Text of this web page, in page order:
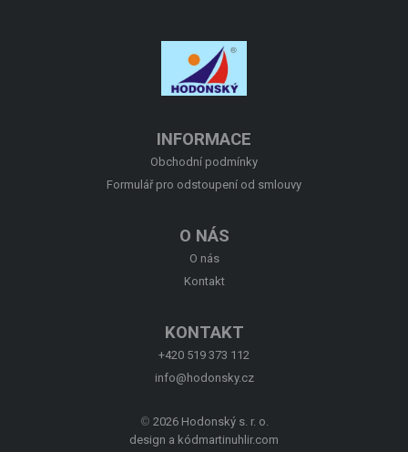
INFORMACE
Obchodní podmínky
Formulář pro odstoupení od smlouvy
O NÁS
O nás
Kontakt
KONTAKT
+420 519 373 112
info@hodonsky.cz
© 2026 Hodonský s. r. o.
design a kód martinuhlir.com